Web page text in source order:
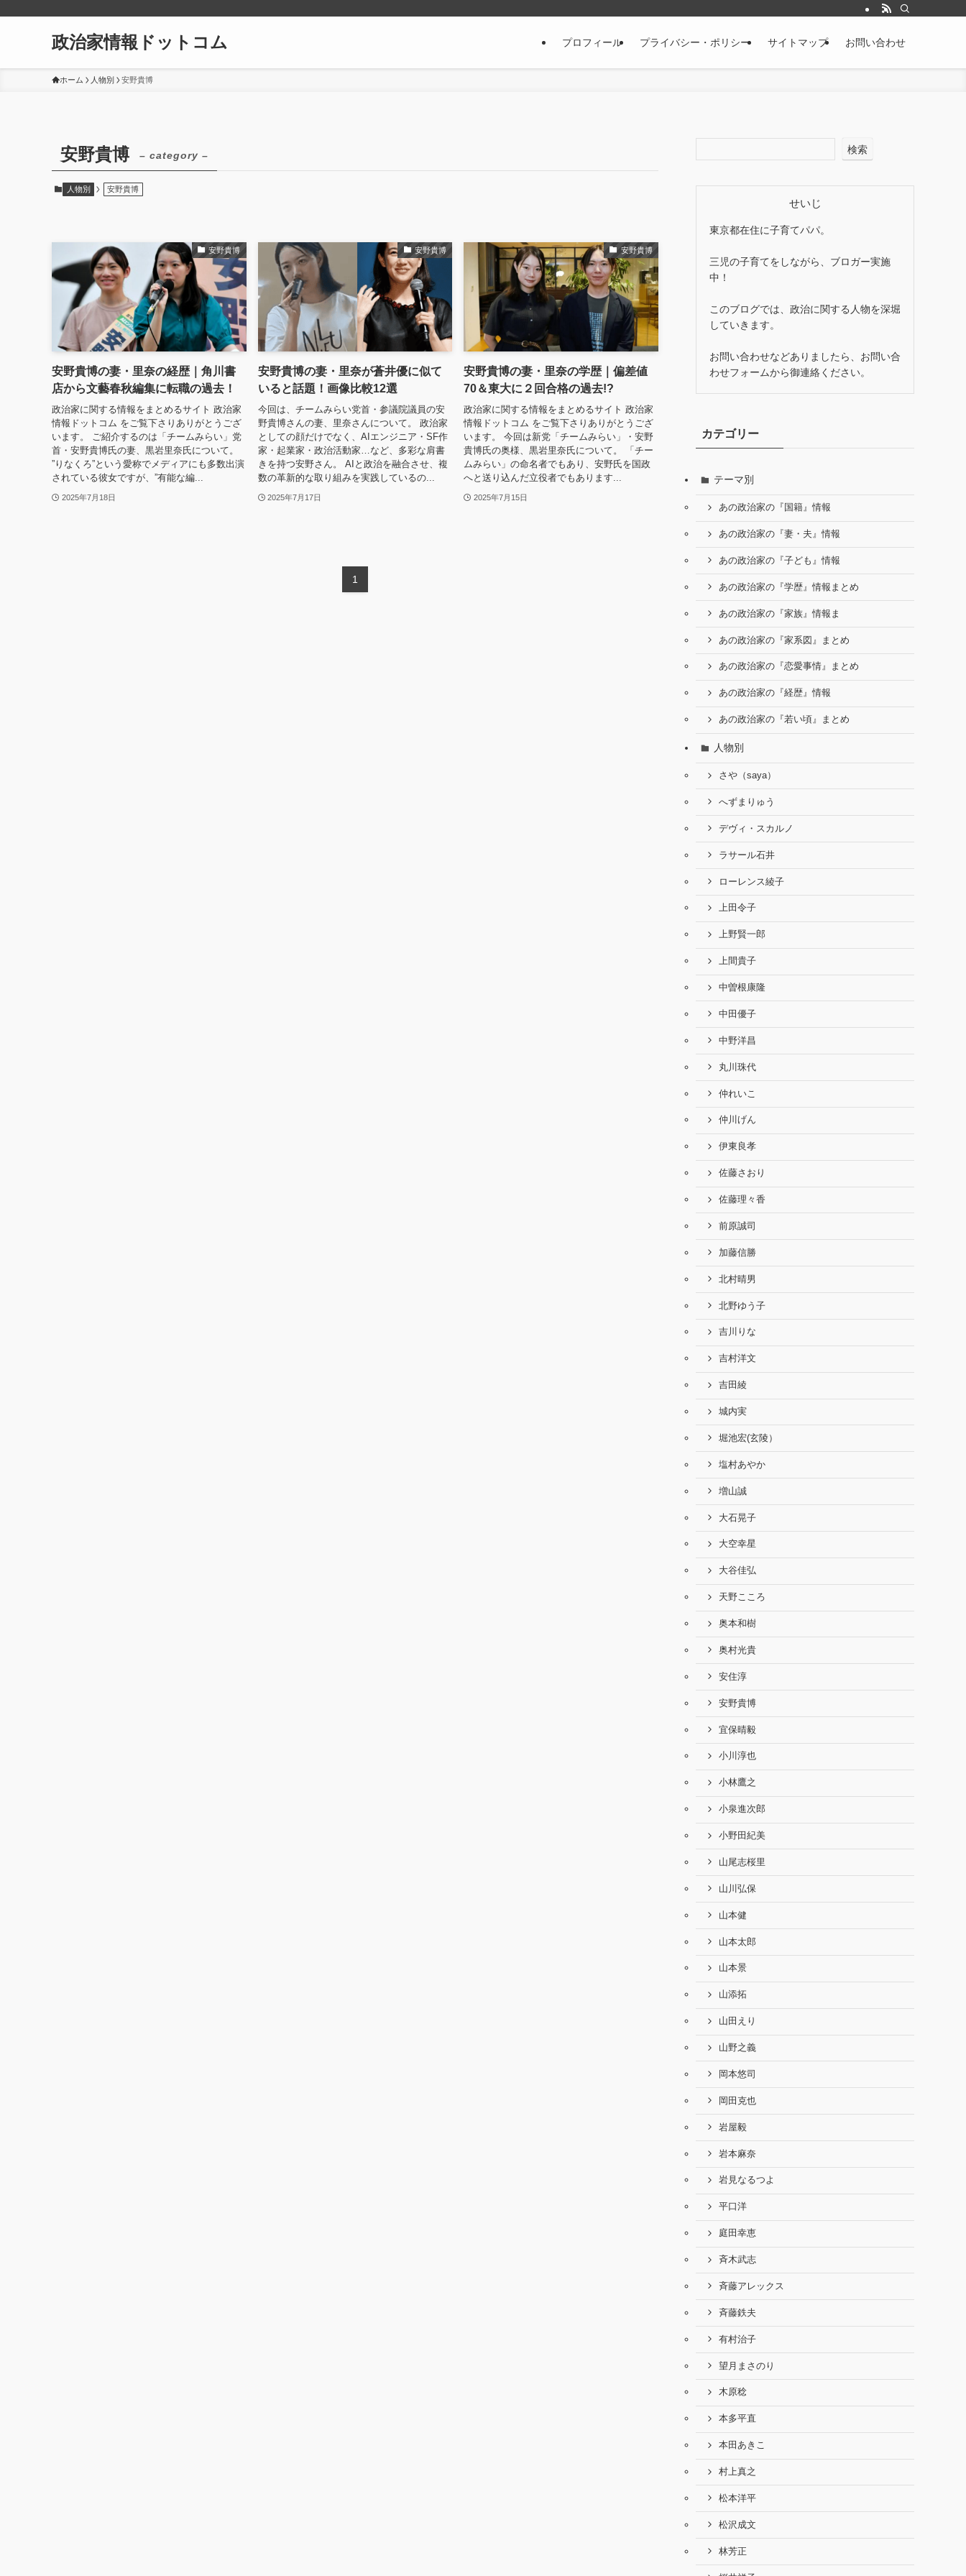
政治家情報ドットコム プロフィール プライバシー・ポリシー サイトマップ お問い合わせ
ホーム 人物別 安野貴博
安野貴博 – category –
人物別 安野貴博
安野貴博
安野貴博の妻・里奈の経歴｜角川書
店から文藝春秋編集に転職の過去！
政治家に関する情報をまとめるサイト 政治家
情報ドットコム をご覧下さりありがとうござ
います。 ご紹介するのは「チームみらい」党
首・安野貴博氏の妻、黒岩里奈氏について。
”りなくろ”という愛称でメディアにも多数出演
されている彼女ですが、”有能な編...
2025年7月18日
安野貴博
安野貴博の妻・里奈が蒼井優に似て
いると話題！画像比較12選
今回は、チームみらい党首・参議院議員の安
野貴博さんの妻、里奈さんについて。 政治家
としての顔だけでなく、AIエンジニア・SF作
家・起業家・政治活動家…など、多彩な肩書
きを持つ安野さん。 AIと政治を融合させ、複
数の革新的な取り組みを実践しているの...
2025年7月17日
安野貴博
安野貴博の妻・里奈の学歴｜偏差値
70＆東大に２回合格の過去!?
政治家に関する情報をまとめるサイト 政治家
情報ドットコム をご覧下さりありがとうござ
います。 今回は新党「チームみらい」・安野
貴博氏の奥様、黒岩里奈氏について。 「チー
ムみらい」の命名者でもあり、安野氏を国政
へと送り込んだ立役者でもあります...
2025年7月15日
1
検索
せいじ
東京都在住に子育てパパ。
三児の子育てをしながら、ブロガー実施
中！
このブログでは、政治に関する人物を深堀
していきます。
お問い合わせなどありましたら、お問い合
わせフォームから御連絡ください。
カテゴリー
テーマ別
あの政治家の『国籍』情報
あの政治家の『妻・夫』情報
あの政治家の『子ども』情報
あの政治家の『学歴』情報まとめ
あの政治家の『家族』情報ま
あの政治家の『家系図』まとめ
あの政治家の『恋愛事情』まとめ
あの政治家の『経歴』情報
あの政治家の『若い頃』まとめ
人物別
さや（saya）
へずまりゅう
デヴィ・スカルノ
ラサール石井
ローレンス綾子
上田令子
上野賢一郎
上間貴子
中曽根康隆
中田優子
中野洋昌
丸川珠代
仲れいこ
仲川げん
伊東良孝
佐藤さおり
佐藤理々香
前原誠司
加藤信勝
北村晴男
北野ゆう子
吉川りな
吉村洋文
吉田綾
城内実
堀池宏(玄陵）
塩村あやか
増山誠
大石晃子
大空幸星
大谷佳弘
天野こころ
奥本和樹
奥村光貴
安住淳
安野貴博
宜保晴毅
小川淳也
小林鷹之
小泉進次郎
小野田紀美
山尾志桜里
山川弘保
山本健
山本太郎
山本景
山添拓
山田えり
山野之義
岡本悠司
岡田克也
岩屋毅
岩本麻奈
岩見なるつよ
平口洋
庭田幸恵
斉木武志
斉藤アレックス
斉藤鉄夫
有村治子
望月まさのり
木原稔
本多平直
本田あきこ
村上真之
松本洋平
松沢成文
林芳正